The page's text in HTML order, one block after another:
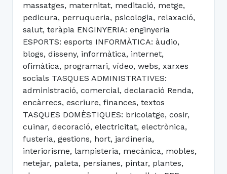
massatges, maternitat, meditació, metge,
pedicura, perruqueria, psicologia, relaxació,
salut, teràpia ENGINYERIA: enginyeria
ESPORTS: esports INFORMÀTICA: àudio,
blogs, disseny, informàtica, internet,
ofimàtica, programari, vídeo, webs, xarxes
socials TASQUES ADMINISTRATIVES:
administració, comercial, declaració Renda,
encàrrecs, escriure, finances, textos
TASQUES DOMÈSTIQUES: bricolatge, cosir,
cuinar, decoració, electricitat, electrònica,
fusteria, gestions, hort, jardineria,
interiorisme, lampisteria, mecànica, mobles,
netejar, paleta, persianes, pintar, plantes,